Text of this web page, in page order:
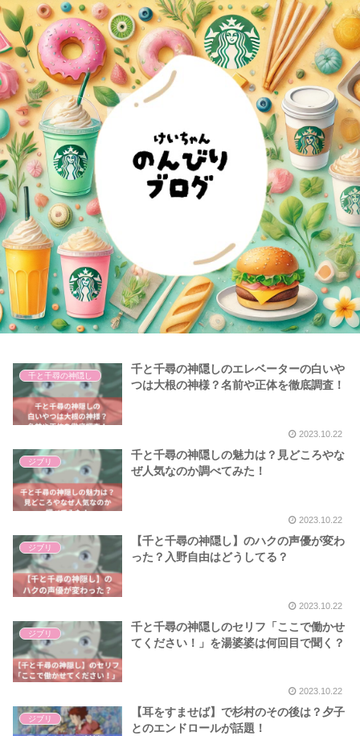
千と千尋の神隠し
千と千尋の神隠しのエレベーターの白いや
つは大根の神様？名前や正体を徹底調査！
2023.10.22
ジブリ
千と千尋の神隠しの魅力は？見どころやな
ぜ人気なのか調べてみた！
2023.10.22
ジブリ
【千と千尋の神隠し】のハクの声優が変わ
った？入野自由はどうしてる？
2023.10.22
ジブリ
千と千尋の神隠しのセリフ「ここで働かせ
てください！」を湯婆婆は何回目で聞く？
2023.10.22
ジブリ
【耳をすませば】で杉村のその後は？夕子
とのエンドロールが話題！